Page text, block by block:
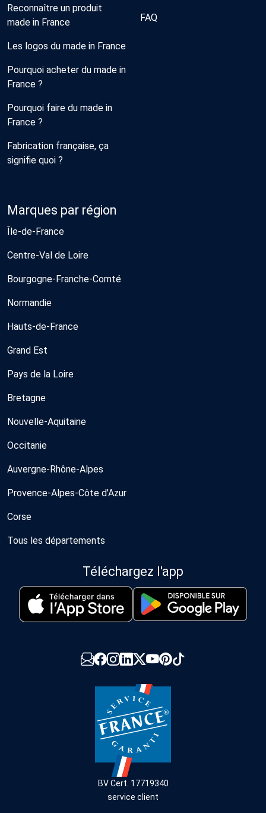
Reconnaître un produit
made in France
Les logos du made in France
Pourquoi acheter du made in
France ?
Pourquoi faire du made in
France ?
Fabrication française, ça
signifie quoi ?
FAQ
Marques par région
Île-de-France
Centre-Val de Loire
Bourgogne-Franche-Comté
Normandie
Hauts-de-France
Grand Est
Pays de la Loire
Bretagne
Nouvelle-Aquitaine
Occitanie
Auvergne-Rhône-Alpes
Provence-Alpes-Côte d'Azur
Corse
Tous les départements
Téléchargez l'app
BV Cert. 17719340
service client